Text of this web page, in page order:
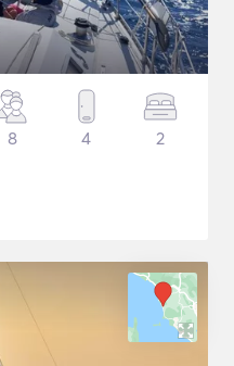
8 4 2